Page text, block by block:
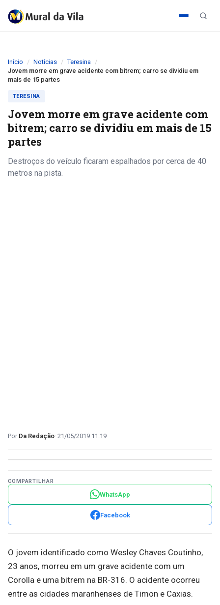
Início Notícias
Teresina
Jovem morre em grave acidente com bitrem; carro se dividiu em
mais de 15 partes
TERESINA
Jovem morre em grave acidente com
bitrem; carro se dividiu em mais de 15
partes
Destroços do veículo ficaram espalhados por cerca de 40
metros na pista.
Da Redação 21/05/2019 11:19
COMPARTILHAR
WhatsApp
Facebook
O jovem identificado como Wesley Chaves Coutinho,
23 anos, morreu em um grave acidente com um
Corolla e uma bitrem na BR-316. O acidente ocorreu
entre as cidades maranhenses de Timon e Caxias.